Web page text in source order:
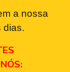
a nossa
dias.